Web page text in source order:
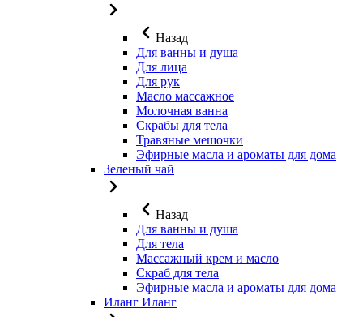
Назад
Для ванны и душа
Для лица
Для рук
Масло массажное
Молочная ванна
Скрабы для тела
Травяные мешочки
Эфирные масла и ароматы для дома
Зеленый чай
Назад
Для ванны и душа
Для тела
Массажный крем и масло
Скраб для тела
Эфирные масла и ароматы для дома
Иланг Иланг